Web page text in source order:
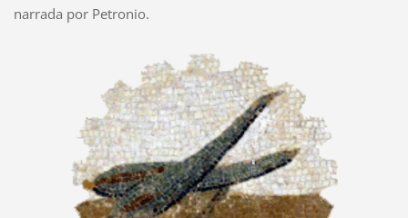
narrada por Petronio.